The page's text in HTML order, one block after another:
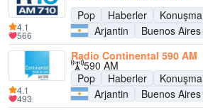
Pop
Haberler Konuşma
Arjantin
Buenos Aires
4.1
566
Radio Continental 590 AM
590 AM
Pop
Haberler
Konuşma
Arjantin
Buenos Aires
4.1
493